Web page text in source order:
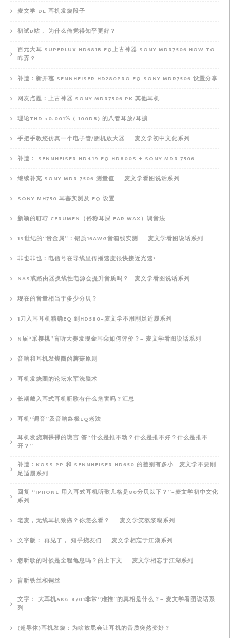
麦文学 DE 耳机发烧段子
初试B站， 为什么俺觉得知乎更好？
百元大耳 SUPERLUX HD681B EQ上古神器 SONY MDR7506 HOW TO
咋弄？
补遗：新开苞 SENNHEISER HD280PRO EQ SONY MDR7506 设置分享
网友点题：上古神器 SONY MDR7506 PK 其他耳机
理论THD <0.001% (-100DB) 的八管耳放/耳擴
手把手教您仿真一个电子管/胆机放大器 — 麦文学初中文化系列
补遗： SENNHEISER HD419 EQ HD800S + SONY MDR 7506
继续补充 SONY MDR 7506 测量值 — 麦文学看图说话系列
SONY MH750 耳塞实测及 EQ 设置
新颖的耵聍 CERUMEN（俗称耳屎 EAR WAX）调音法
19世纪的“贵金属”：铝质16AWG音箱线实测 — 麦文学看图说话系列
非也非也：电信号在导线里传播速度很快接近光速?
NAS或路由器换线性电源会提升音质吗？– 麦文学看图说话系列
现在的音量相当于多少分贝？
1刀入耳耳机精确EQ 到HD580–麦文学不用削足适履系列
N届“采樱桃”盲听大赛发现金耳朵如何评价？– 麦文学看图说话系列
音响和耳机发烧圈的蘑菇原则
耳机发烧圈的论坛水军洗脑术
长期戴入耳式耳机听歌有什么危害吗？汇总
耳机“调音”及音响终极EQ老法
耳机发烧刺裸裸的谎言 答“什么是推不动？什么是推不好？什么是推不
开？”
补遗：KOSS PP 和 SENNHEISER HD650 的差别有多小 –麦文学不要削
足适履系列
回复 “IPHONE 用入耳式耳机听歌几格是80分贝以下？”–麦文学初中文化
系列
老麦，无线耳机致癌？你怎么看？ — 麦文学笑熬浆糊系列
文字版： 再见了， 知乎烧友们 — 麦文学相忘于江湖系列
您听歌的时候是全程龟息吗？的上下文 — 麦文学相忘于江湖系列
盲听铁丝和铜丝
文字： 大耳机AKG K701非常“难推”的真相是什么？– 麦文学看图说话系
列
(超导体)耳机发烧：为啥放屁会让耳机的音质突然变好？